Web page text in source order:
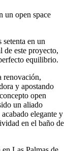
en un
de este proyecto,
equilibrio.
renovación,
y apostando
open
un aliado
elegante y
en el baño de